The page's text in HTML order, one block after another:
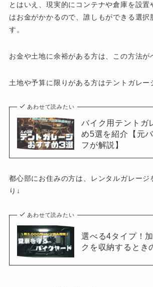
とはいえ、現実的にコンテナや倉庫を設置
はお金がかかるので、誰しもができる選択
す。
お金や土地に余裕がある方は、この方法が
土地や予算に限りがある方はテントガレー
あわせて読みたい
バイク用テントガ
め5選を紹介【元
フが解説】
都心部にお住みの方は、レンタルガレージ
り↓
あわせて読みたい
選べる4タイプ！
クを収納するとき